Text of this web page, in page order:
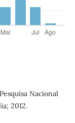
Nacional
2012.